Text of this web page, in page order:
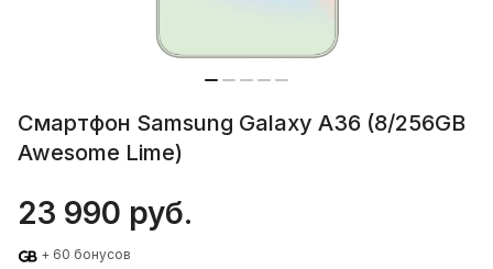
Смартфон Samsung Galaxy A36 (8/256GB
Awesome Lime)
23 990 руб.
+ 60 бонусов